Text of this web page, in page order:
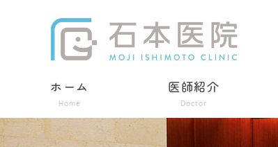
ホーム
Home
医師紹介
Doctor